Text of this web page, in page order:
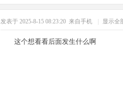
发表于 2025-8-15 08:23:20 来自手机 显示全
这个想看看后面发生什么啊